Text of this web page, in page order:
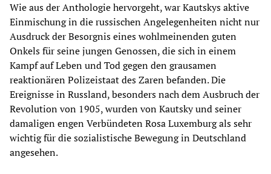
Wie aus der Anthologie hervorgeht, war Kautskys aktive
Einmischung in die russischen Angelegenheiten nicht nur
Ausdruck der Besorgnis eines wohlmeinenden guten
Onkels für seine jungen Genossen, die sich in einem
Kampf auf Leben und Tod gegen den grausamen
reaktionären Polizeistaat des Zaren befanden. Die
Ereignisse in Russland, besonders nach dem Ausbruch der
Revolution von 1905, wurden von Kautsky und seiner
damaligen engen Verbündeten Rosa Luxemburg als sehr
wichtig für die sozialistische Bewegung in Deutschland
angesehen.